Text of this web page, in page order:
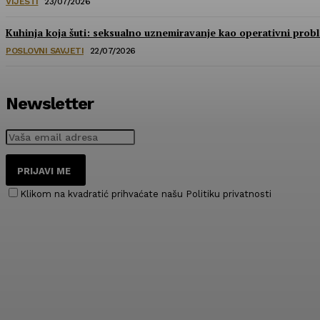
Kuhinja koja šuti: seksualno uznemiravanje kao operativni
POSLOVNI SAVJETI 22/07/2026
Newsletter
PRIJAVI ME
Klikom na kvadratić prihvaćate našu Politiku privatnosti